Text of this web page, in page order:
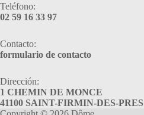
Teléfono:
02 59 16 33 97
Contacto:
formulario de contacto
Dirección:
1 CHEMIN DE MONCE
41100 SAINT-FIRMIN-DES-PRES